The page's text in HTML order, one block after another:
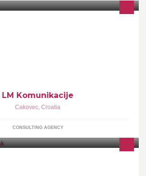
LM Komunikacije
Cakovec, Croatia
CONSULTING AGENCY